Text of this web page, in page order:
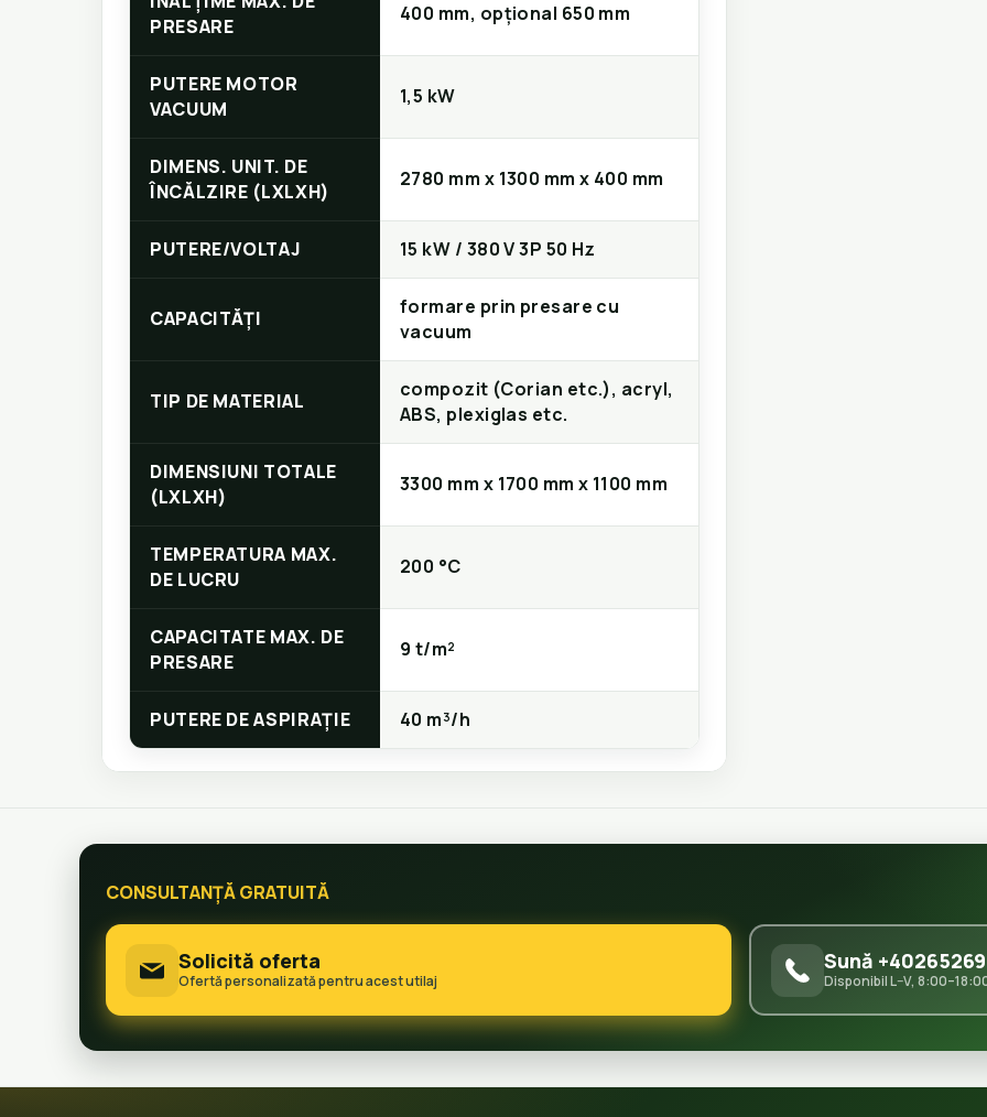
PRESARE
400 mm, opțional 650 mm
PUTERE MOTOR
VACUUM
1,5 kW
DIMENS. UNIT. DE
ÎNCĂLZIRE (LXLXH)
2780 mm x 1300 mm x 400 mm
PUTERE/VOLTAJ 15 kW / 380 V 3P 50 Hz
CAPACITĂȚI
formare prin presare cu
vacuum
TIP DE MATERIAL
compozit (Corian etc.), acryl,
ABS, plexiglas etc.
DIMENSIUNI TOTALE
(LXLXH)
3300 mm x 1700 mm x 1100 mm
TEMPERATURA MAX.
DE LUCRU
200 °C
CAPACITATE MAX. DE
PRESARE
9 t/m²
PUTERE DE ASPIRAȚIE 40 m³/h
CONSULTANȚĂ GRATUITĂ
Solicită oferta
Ofertă personalizată pentru acest utilaj
Sună
Disponibil L–V,